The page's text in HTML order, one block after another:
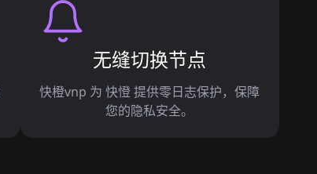
无缝切换节点
快橙vnp 为 快憕 提供零日志保护，保障
您的隐私安全。